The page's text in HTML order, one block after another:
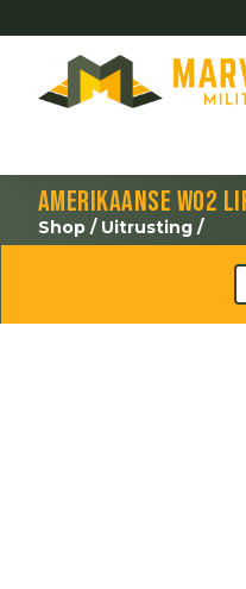
Amerikaanse WO2
Shop / Uitrusting /